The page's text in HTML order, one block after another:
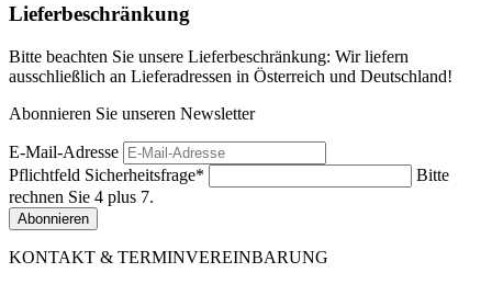
Lieferbeschränkung
Bitte beachten Sie unsere Lieferbeschränkung: Wir liefern
ausschließlich an Lieferadressen in Österreich und Deutschland!
Abonnieren Sie unseren Newsletter
E-Mail-Adresse
Pflichtfeld Sicherheitsfrage*
Bitte
rechnen Sie 4 plus 7.
Abonnieren
KONTAKT & TERMINVEREINBARUNG